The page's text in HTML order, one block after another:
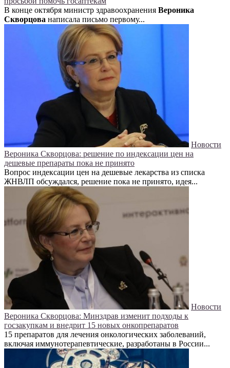
В конце октября министр здравоохранения Вероника
Скворцова написала письмо первому...
Новости
Вероника Скворцова: решение по индексации цен на
дешевые препараты пока не принято
Вопрос индексации цен на дешевые лекарства из списка
ЖНВЛП обсуждался, решение пока не принято, идея...
Новости
Вероника Скворцова: Минздрав изменит подходы к
госзакупкам и внедрит 15 новых онкопрепаратов
15 препаратов для лечения онкологических заболеваний,
включая иммунотерапевтические, разработаны в России...